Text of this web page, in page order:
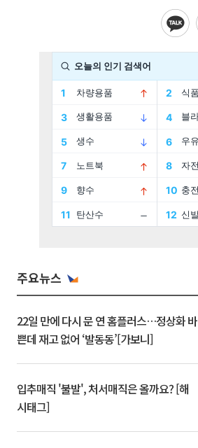
주요뉴스
22일 만에 다시 문 연 홈플러스…정상화 바
쁜데 재고 없어 ‘발동동’[가보니]
입추매직 '불발', 처서매직은 올까요? [해
시태그]